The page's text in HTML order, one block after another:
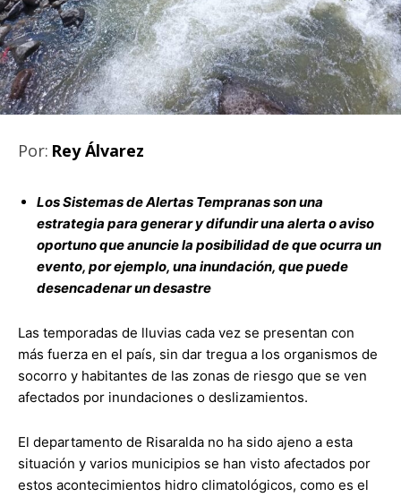
Por: Rey Álvarez
Los Sistemas de Alertas Tempranas son una
estrategia para generar y difundir una alerta o aviso
oportuno que anuncie la posibilidad de que ocurra un
evento, por ejemplo, una inundación, que puede
desencadenar un desastre
Las temporadas de lluvias cada vez se presentan con
más fuerza en el país, sin dar tregua a los organismos de
socorro y habitantes de las zonas de riesgo que se ven
afectados por inundaciones o deslizamientos.
El departamento de Risaralda no ha sido ajeno a esta
situación y varios municipios se han visto afectados por
estos acontecimientos hidro climatológicos, como es el